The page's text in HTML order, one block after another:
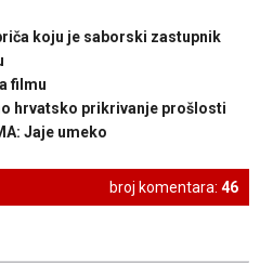
koju je saborski zastupnik
filmu
hrvatsko prikrivanje prošlosti
Jaje umeko
broj komentara: 46